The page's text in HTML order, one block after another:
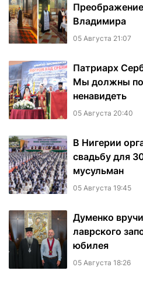
Владимира
05 Августа 21:07
Патриарх
Мы должны
ненавидеть
05 Августа 20:40
В Нигерии
свадьбу для
мусульман
05 Августа 19:45
Думенко
лаврского
юбилея
05 Августа 18:26